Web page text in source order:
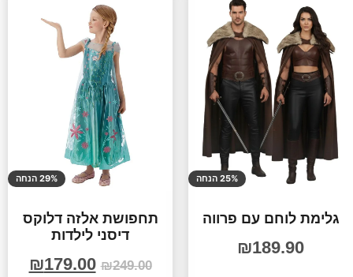
25% הנחה
גלימת לוחם עם פרווה
₪189.90
29% הנחה
תחפושת אלזה דלוקס
דיסני לילדות
₪249.00
₪179.00